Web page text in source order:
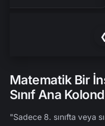
Matematik Bir
Sınıf Ana
"Sadece 8. sınıfta veya